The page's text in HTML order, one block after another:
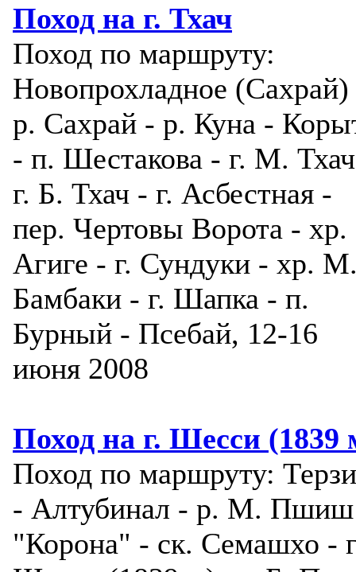
Поход на г. Тхач
Поход по маршруту:
Новопрохладное
р. Сахрай - р. Куна -
- п. Шестакова - г. М.
г. Б. Тхач - г. Асбестная -
пер. Чертовы Ворота - хр.
Агиге - г. Сундуки - хр.
Бамбаки - г. Шапка - п.
Бурный - Псебай, 12-16
июня 2008
Поход на г. Шесси (1839
Поход по маршруту:
- Алтубинал - р. М.
"Корона" - ск. Семашхо -